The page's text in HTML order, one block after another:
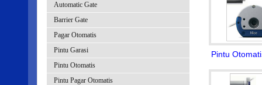
Automatic Gate
Barrier Gate
Pagar Otomatis
Pintu Garasi
Pintu Otomatis
Pintu Pagar Otomatis
Pintu